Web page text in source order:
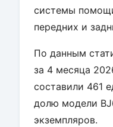
системы
передних и
По данным
за 4 месяца
составили 461
долю модели
экземпляров.